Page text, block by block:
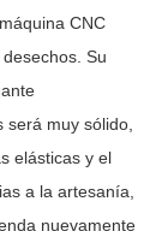
CNC
Su
muy sólido,
elásticas y el
a la artesanía,
nuevamente